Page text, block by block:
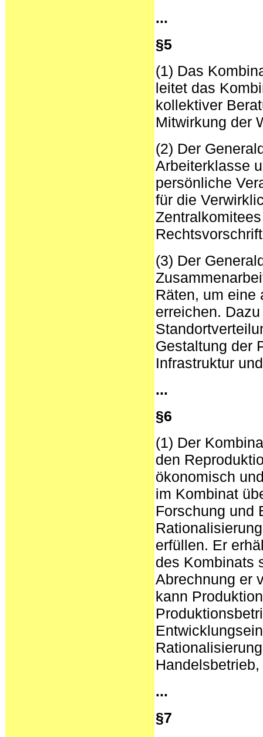
...
§5
(1) Das
leitet das
kollektiver
Mitwirkung der
(2) Der
Arbeiterklasse
persönliche
für die
(3) Der
Räten, um eine
erreichen.
Gestaltung der
Infrastruktur
...
§6
(1) Der
den
ökonomisch
im Kombinat
Forschung und
erfüllen. Er
des Kombinats
Abrechnung er
kann
...
§7